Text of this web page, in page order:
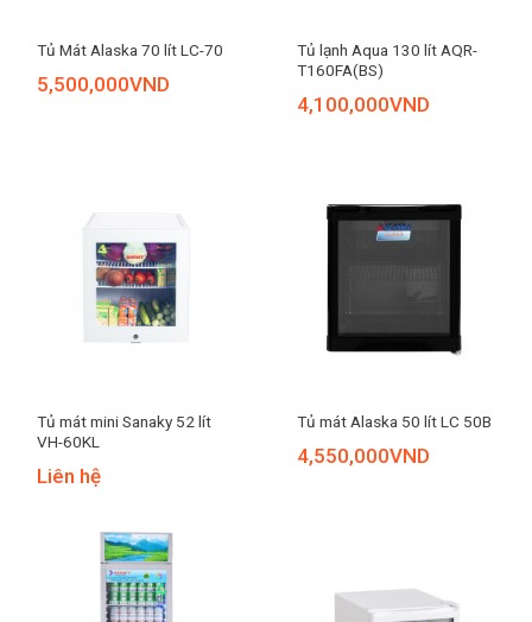
Tủ Mát Alaska 70 lít LC-70
5,500,000VND
Tủ lạnh Aqua 130 lít AQR-
T160FA(BS)
4,100,000VND
Tủ mát mini Sanaky 52 lít
VH-60KL
Liên hệ
Tủ mát Alaska 50 lít LC 50B
4,550,000VND